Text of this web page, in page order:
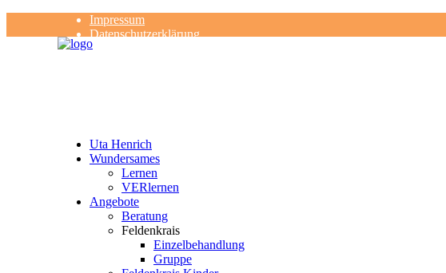
Impressum
Datenschutzerklärung
Kontakt
Uta Henrich
Wundersames
Lernen
VERlernen
Angebote
Beratung
Feldenkrais
Einzelbehandlung
Gruppe